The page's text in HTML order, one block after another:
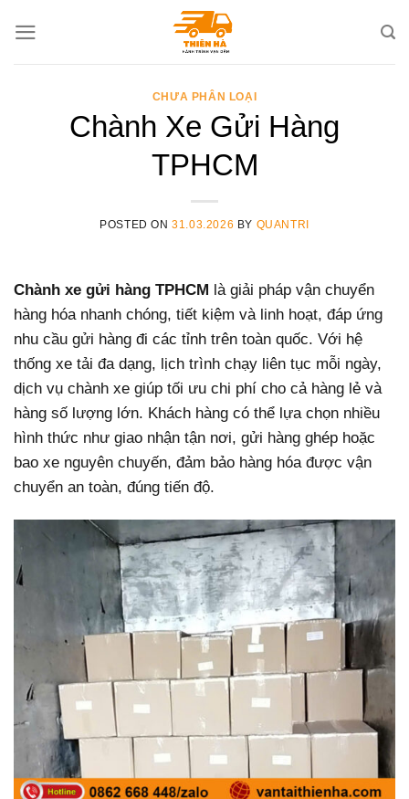
CHƯA PHÂN LOẠI
Chành Xe Gửi Hàng
TPHCM
POSTED ON31.03.2026 BY QUANTRI
Chành xe gửi hàng TPHCM là giải pháp vận chuyển
hàng hóa nhanh chóng, tiết kiệm và linh hoạt, đáp ứng
nhu cầu gửi hàng đi các tỉnh trên toàn quốc. Với hệ
thống xe tải đa dạng, lịch trình chạy liên tục mỗi ngày,
dịch vụ chành xe giúp tối ưu chi phí cho cả hàng lẻ và
hàng số lượng lớn. Khách hàng có thể lựa chọn nhiều
hình thức như giao nhận tận nơi, gửi hàng ghép hoặc
bao xe nguyên chuyến, đảm bảo hàng hóa được vận
chuyển an toàn, đúng tiến độ.